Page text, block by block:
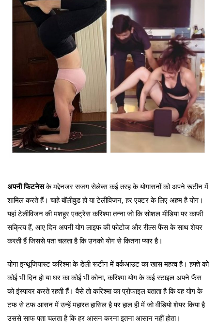
अपनी फिटनेसके मद्देनजर सजग सेलेब्स कई तरह के योगासनों को अपने रूटीन में
शामिल करते हैं। चाहे बॉलीवुड हो या टेलीविजन, हर एक्टर के लिए अहम है योग।
यहां टेलीविजन की मशहूर एक्ट्रेस करिश्मा तन्ना जो कि सोशल मीडिया पर काफी
सक्रिय हैं, आए दिन अपनी योग लाइफ की फोटोज और रील्स फैंस के साथ शेयर
करती हैं जिससे पता चलता है कि उनको योग से कितना प्यार है।
योगा इन्थूजियास्ट करिश्मा के डेली रूटीन में वर्कआउट का खास महत्व है। हफ्ते को
कोई भी दिन हो या घर का कोई भी कोना, करिश्मा योग के कई स्टाइल अपने फैंस
को इंस्पायर करते रहती हैं। वैसे तो करिश्मा का प्रोफाइल बताता है कि वह योग के
टफ से टफ आसन में उन्हें महारत हासिल है पर हाल ही में जो वीडियो शेयर किया है
उससे साफ पता चलता है कि हर आसन करना इतना आसान नहीं होता।